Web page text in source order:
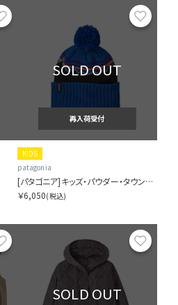
お気に入り
SOLD OUT
再入荷受付
KIDS
patagonia
[パタゴニア]キッズ・パウダー・タウン・ビーニー
￥6,050(税込)
お気に入り
SOLD OUT